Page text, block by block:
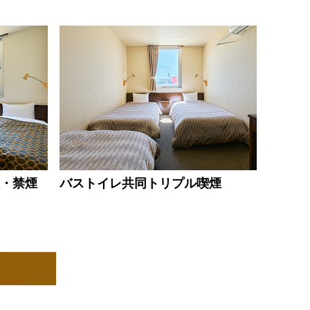
禁煙 バストイレ共同トリプル喫煙